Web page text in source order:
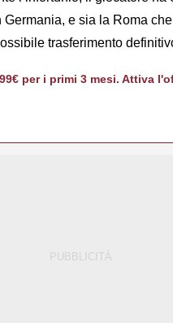
e sia la Roma
trasferimento
per i primi 3 mesi. Attiva